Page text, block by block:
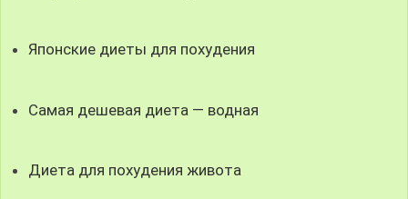
Японские диеты для похудения
Самая дешевая диета — водная
Диета для похудения живота